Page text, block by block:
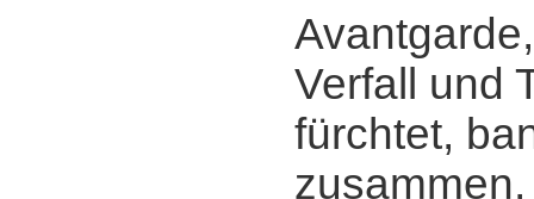
Verfall und
fürchtet,